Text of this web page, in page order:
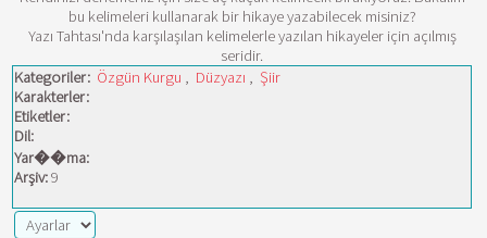
bu kelimeleri kullanarak bir hikaye yazabilecek misiniz?
Yazı Tahtası'nda karşılaşılan kelimelerle yazılan hikayeler için açılmış
seridir.
Kategoriler: Özgün Kurgu , Düzyazı , Şiir
Karakterler:
Etiketler:
Dil:
Yar��ma:
Arşiv:9